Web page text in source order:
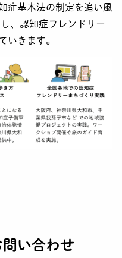
症基本法の制定を追い風
、認知症フレンドリー
いきます。
い合わせ